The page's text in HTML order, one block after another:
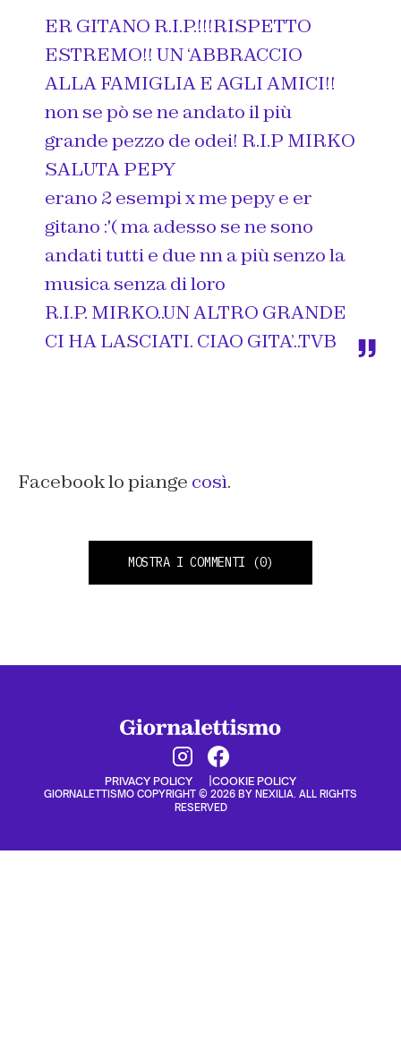
ER GITANO R.I.P.!!!RISPETTO
ESTREMO!! UN ‘ABBRACCIO
ALLA FAMIGLIA E AGLI AMICI!!
non se pò se ne andato il più
grande pezzo de odei! R.I.P MIRKO
SALUTA PEPY
erano 2 esempi x me pepy e er
gitano :'( ma adesso se ne sono
andati tutti e due nn a più senzo la
musica senza di loro
R.I.P. MIRKO..UN ALTRO GRANDE
CI HA LASCIATI. CIAO GITA’..TVB
Facebook lo piange così.
MOSTRA I COMMENTI (0)
PRIVACY POLICY COOKIE POLICY
GIORNALETTISMO COPYRIGHT © 2026 BY NEXILIA. ALL RIGHTS
RESERVED